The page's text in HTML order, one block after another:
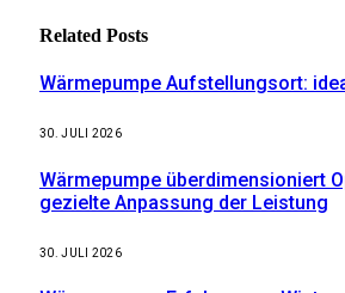
Related Posts
Wärmepumpe Aufstellungsort:
30. JULI 2026
Wärmepumpe überdimensioniert
gezielte Anpassung der Leistung
30. JULI 2026